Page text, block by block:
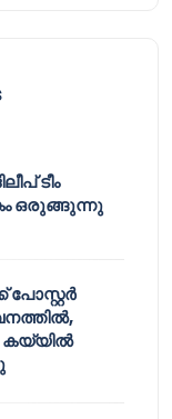
ടീം
ഒരുങ്ങുന്നു
പോസ്റ്റർ
കയ്യിൽ